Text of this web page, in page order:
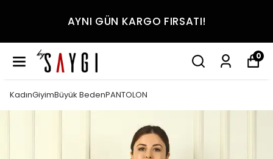
AYNI GÜN KARGO FIRSATI!
0
KadınGiyimBüyük BedenPANTOLON